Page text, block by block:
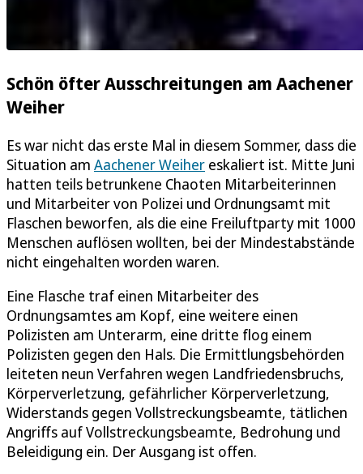
Schön öfter Ausschreitungen am Aachener
Weiher
Es war nicht das erste Mal in diesem Sommer, dass die
Situation am Aachener Weiher eskaliert ist. Mitte Juni
hatten teils betrunkene Chaoten Mitarbeiterinnen
und Mitarbeiter von Polizei und Ordnungsamt mit
Flaschen beworfen, als die eine Freiluftparty mit 1000
Menschen auflösen wollten, bei der Mindestabstände
nicht eingehalten worden waren.
Eine Flasche traf einen Mitarbeiter des
Ordnungsamtes am Kopf, eine weitere einen
Polizisten am Unterarm, eine dritte flog einem
Polizisten gegen den Hals. Die Ermittlungsbehörden
leiteten neun Verfahren wegen Landfriedensbruchs,
Körperverletzung, gefährlicher Körperverletzung,
Widerstands gegen Vollstreckungsbeamte, tätlichen
Angriffs auf Vollstreckungsbeamte, Bedrohung und
Beleidigung ein. Der Ausgang ist offen.